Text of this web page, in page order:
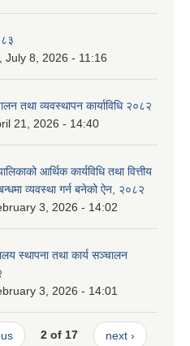
July 8, 2026 - 11:16
तथा व्यवस्थापन कार्याविधि २०८२
21, 2026 - 14:40
आर्थिक कार्यविधि तथा वित्तीय
व्यवस्था गर्न बनेको ऐन, २०८२
3, 2026 - 14:02
स्थापना तथा कार्य सञ्चालन
3, 2026 - 14:01
2 of 17 next ›